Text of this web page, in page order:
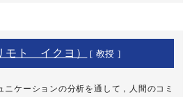
ト イクヨ） [ 教授 ]
ニケーションの分析を通して，人間のコミ